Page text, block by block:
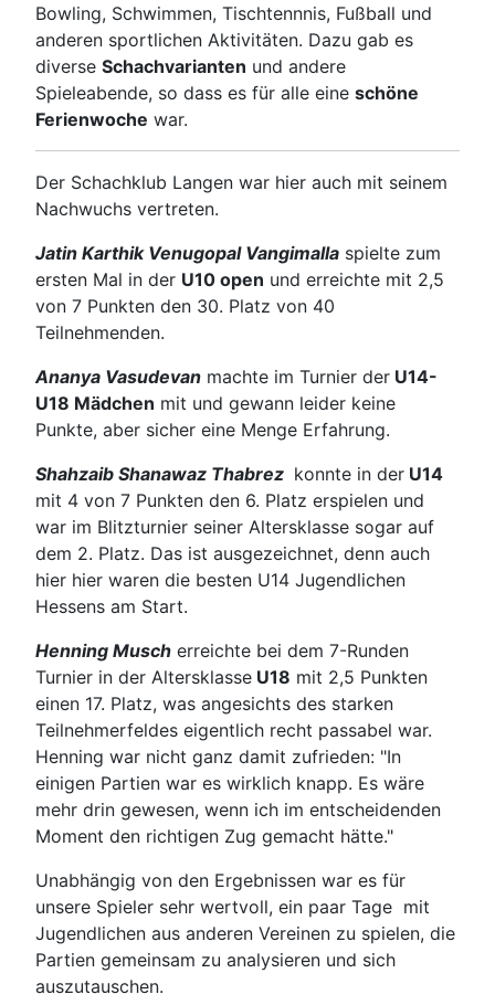
Bowling, Schwimmen, Tischtennnis, Fußball und
anderen sportlichen Aktivitäten. Dazu gab es
diverse Schachvarianten und andere
Spieleabende, so dass es für alle eine schöne
Ferienwoche war.
Der Schachklub Langen war hier auch mit seinem
Nachwuchs vertreten.
Jatin Karthik Venugopal Vangimalla spielte zum
ersten Mal in der U10 open und erreichte mit 2,5
von 7 Punkten den 30. Platz von 40
Teilnehmenden.
Ananya Vasudevan machte im Turnier der U14-
U18 Mädchen mit und gewann leider keine
Punkte, aber sicher eine Menge Erfahrung.
Shahzaib Shanawaz Thabrez konnte in der U14
mit 4 von 7 Punkten den 6. Platz erspielen und
war im Blitzturnier seiner Altersklasse sogar auf
dem 2. Platz. Das ist ausgezeichnet, denn auch
hier hier waren die besten U14 Jugendlichen
Hessens am Start.
Henning Musch erreichte bei dem 7-Runden
Turnier in der Altersklasse U18 mit 2,5 Punkten
einen 17. Platz, was angesichts des starken
Teilnehmerfeldes eigentlich recht passabel war.
Henning war nicht ganz damit zufrieden: "In
einigen Partien war es wirklich knapp. Es wäre
mehr drin gewesen, wenn ich im entscheidenden
Moment den richtigen Zug gemacht hätte."
Unabhängig von den Ergebnissen war es für
unsere Spieler sehr wertvoll, ein paar Tage mit
Jugendlichen aus anderen Vereinen zu spielen, die
Partien gemeinsam zu analysieren und sich
auszutauschen.